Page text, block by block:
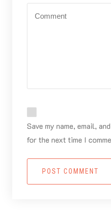
Save my name, email,
for the next time I
POST COMMENT